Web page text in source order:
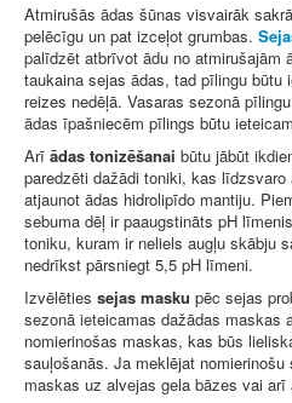
Atmirušās ādas šūnas visvairāk
pelēcīgu un pat izceļot grumbas.
palīdzēt atbrīvot ādu no atmirušajām
taukaina sejas ādas, tad pīlingu
reizes nedēļā. Vasaras sezonā
ādas īpašniecēm pīlings būtu
Arī ādas tonizēšanai būtu jābūt
paredzēti dažādi toniki, kas
atjaunot ādas hidrolipīdo mantiju.
sebuma dēļ ir paaugstināts pH
toniku, kuram ir neliels augļu skābju
nedrīkst pārsniegt 5,5 pH līmeni.
Izvēlēties sejas masku pēc sejas
sezonā ieteicamas dažādas maskas
nomierinošas maskas, kas būs
sauļošanās. Ja meklējat
maskas uz alvejas gela bāzes vai